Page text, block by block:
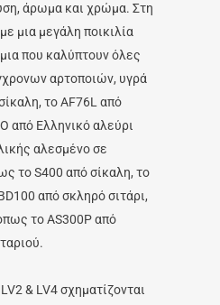
άρωμα και χρώμα. Στη
μια μεγάλη ποικιλία
που καλύπτουν όλες
αρτοποιών, υγρά
το AF76L από
από Ελληνικό αλεύρι
αλεσμένο σε
το S400 από σίκαλη, το
από σκληρό σιτάρι,
το AS300P από
& LV4 σχηματίζονται